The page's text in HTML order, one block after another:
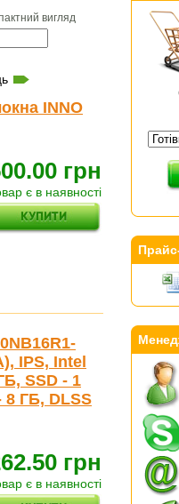
вигляд
INNO
грн
є в наявності
IPS, Intel
SSD - 1
8 ГБ, DLSS
грн
є в наявності